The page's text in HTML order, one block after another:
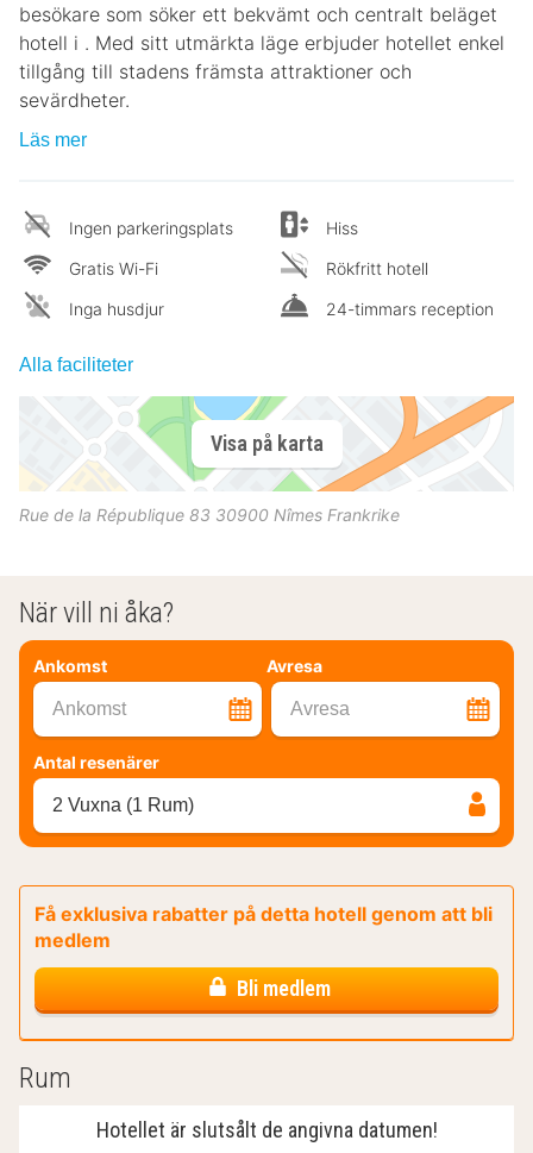
besökare som söker ett bekvämt och centralt beläget
hotell i . Med sitt utmärkta läge erbjuder hotellet enkel
tillgång till stadens främsta attraktioner och
sevärdheter.
Läs mer
Ingen parkeringsplats
Gratis Wi-Fi
Inga husdjur
Hiss
Rökfritt hotell
24-timmars reception
Alla faciliteter
Visa på karta
Rue de la République 83 30900 Nîmes Frankrike
När vill ni åka?
Ankomst Avresa
Ankomst Avresa
Antal resenärer
2 Vuxna (1 Rum)
Få exklusiva rabatter på detta hotell genom att bli
medlem
Bli medlem
Rum
Hotellet är slutsålt de angivna datumen!